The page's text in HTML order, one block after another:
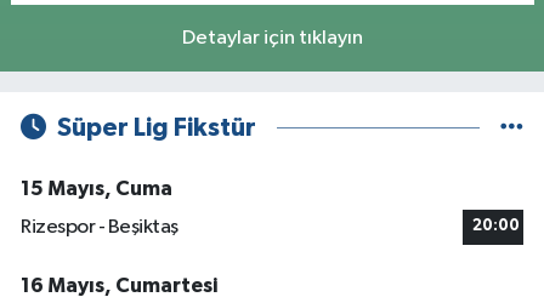
Detaylar için tıklayın
Süper Lig Fikstür
15 Mayıs, Cuma
Rizespor - Beşiktaş
20:00
16 Mayıs, Cumartesi